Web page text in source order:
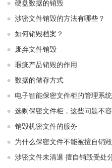
硬盘数据的销毁
涉密文件销毁的方法有哪些？
如何销毁档案？
废弃文件销毁
瑕疵产品销毁的作用
数据的储存方式
电子智能保密文件柜的管理系
选购保密文件柜，这些问题不
销毁机密文件的服务
为什么保密文件不能被擅自销毁
涉密文件未清退 擅自销毁受处